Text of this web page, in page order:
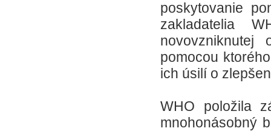
poskytovanie
zakladatelia
novovzniknutej
pomocou
ich úsilí o
WHO položila
mnohonásobný